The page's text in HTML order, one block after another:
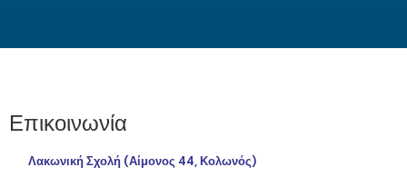
Επικοινωνία
Λακωνική Σχολή (Αίμονος 44, Κολωνός)